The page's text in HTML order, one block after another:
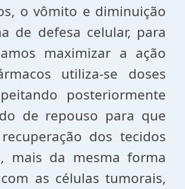
o vômito e diminuição
de defesa celular, para
maximizar a ação
utiliza-se doses
posteriormente
de repouso para que
dos tecidos
mais da mesma forma
as células tumorais,